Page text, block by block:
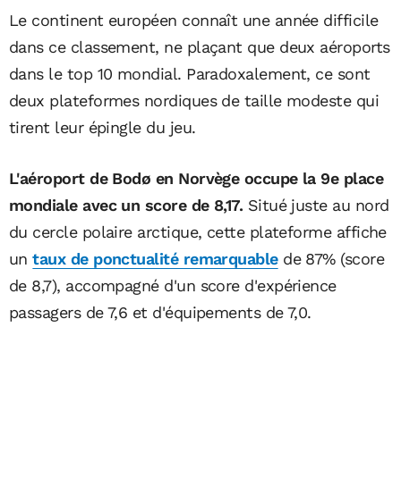
Le continent européen connaît une année difficile
dans ce classement, ne plaçant que deux aéroports
dans le top 10 mondial. Paradoxalement, ce sont
deux plateformes nordiques de taille modeste qui
tirent leur épingle du jeu.
L'aéroport de Bodø en Norvège occupe la 9e place
mondiale avec un score de 8,17. Situé juste au nord
du cercle polaire arctique, cette plateforme affiche
untaux de ponctualité remarquablede 87% (score
de 8,7), accompagné d'un score d'expérience
passagers de 7,6 et d'équipements de 7,0.